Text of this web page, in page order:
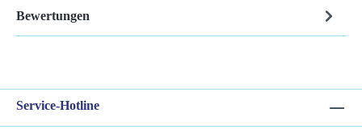
Bewertungen
Service-Hotline